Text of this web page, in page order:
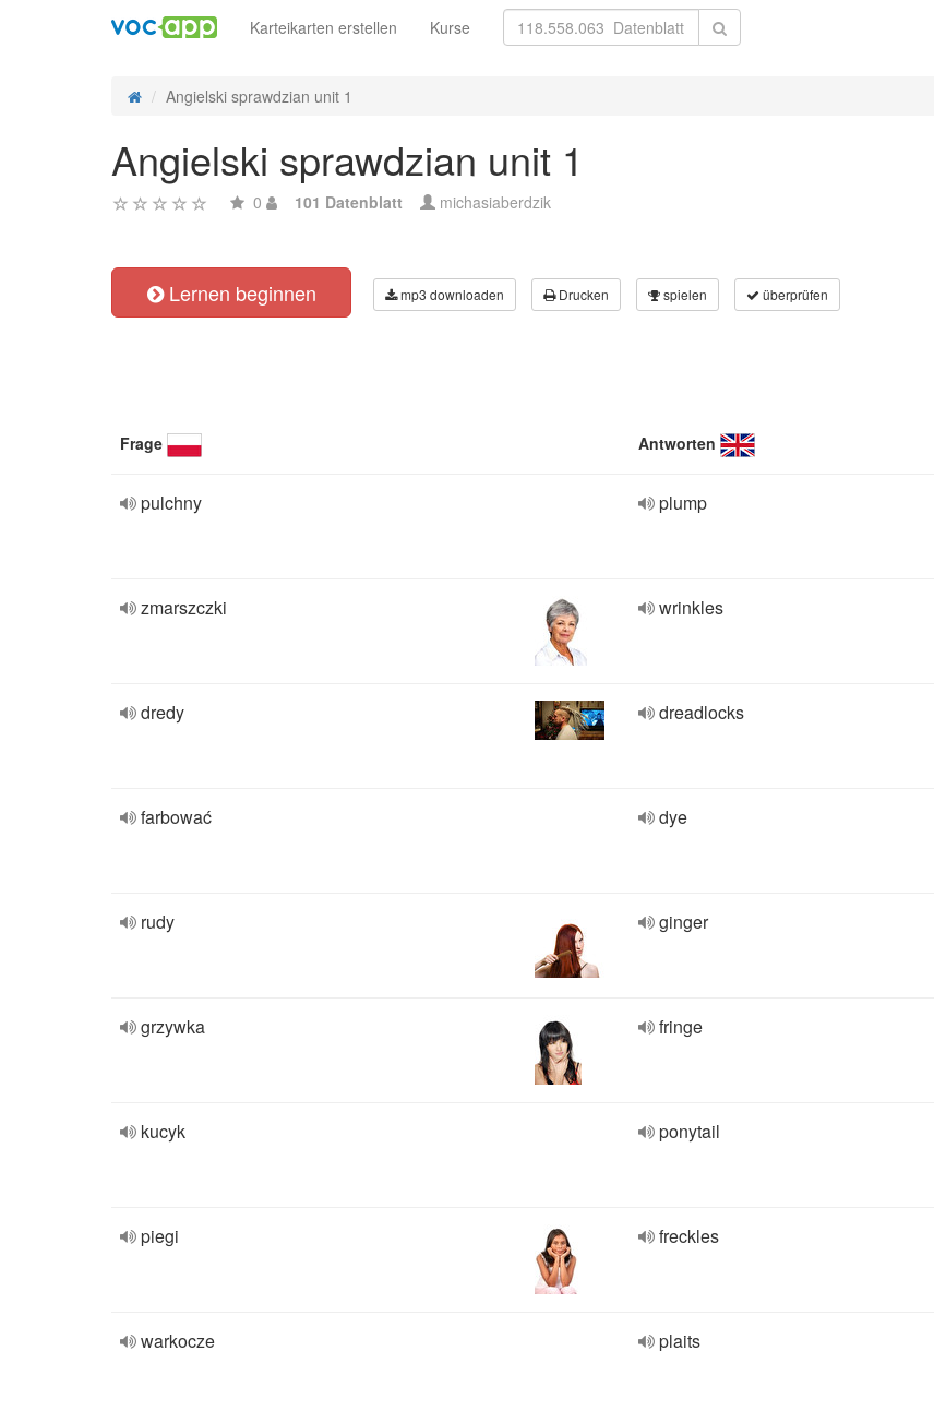
Karteikarten erstellen Kurse
Angielski sprawdzian unit 1
Angielski sprawdzian unit 1
0 101 Datenblatt michasiaberdzik
Lernen beginnen mp3 downloaden Drucken spielen überprüfen
Frage Antworten
pulchny plump
zmarszczki wrinkles
dredy dreadlocks
farbować dye
rudy ginger
grzywka fringe
kucyk ponytail
piegi freckles
warkocze plaits